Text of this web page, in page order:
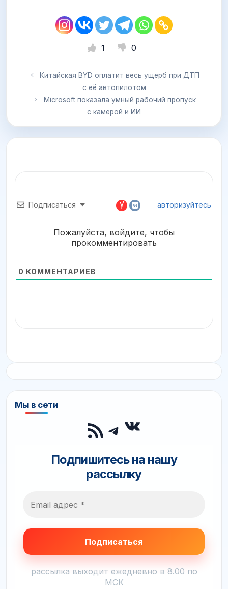
1 0
Китайская BYD оплатит весь ущерб при ДТП
с её автопилотом
Microsoft показала умный рабочий пропуск
с камерой и ИИ
Подписаться авторизуйтесь
Пожалуйста, войдите, чтобы
прокомментировать
0 КОММЕНТАРИЕВ
Мы в сети
RSS-лента
Telegram
ВКонтакте
Подпишитесь на нашу
рассылку
рассылка выходит ежедневно в 8.00 по
МСК